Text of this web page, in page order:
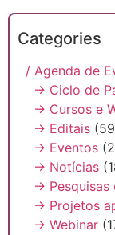
Categories
/ Agenda de
→ Ciclo de
→ Cursos e
→ Editais
→ Eventos
→ Notícias
→ Pesquisas
→ Projetos
→ Webinar